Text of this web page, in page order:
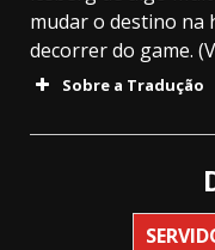
mudar o destino na
decorrer do game.
Sobre a Tradução